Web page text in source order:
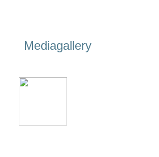
Mediagallery